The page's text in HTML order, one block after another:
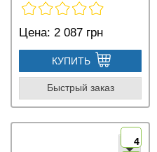
Цена: 2 087 грн
КУПИТЬ
Быстрый заказ
4